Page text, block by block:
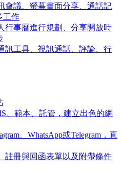
會議、螢幕畫面分享、通話記
工作
行事曆進行規劃、分享開放時
訊工具、視訊通話、評論、行
、範本、託管，建立出色的網
、WhatsApp或Telegram，直
註冊與回函表單以及附帶條件